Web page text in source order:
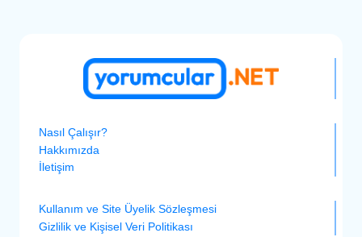
Nasıl Çalışır?
Hakkımızda
İletişim
Kullanım ve Site Üyelik Sözleşmesi
Gizlilik ve Kişisel Veri Politikası